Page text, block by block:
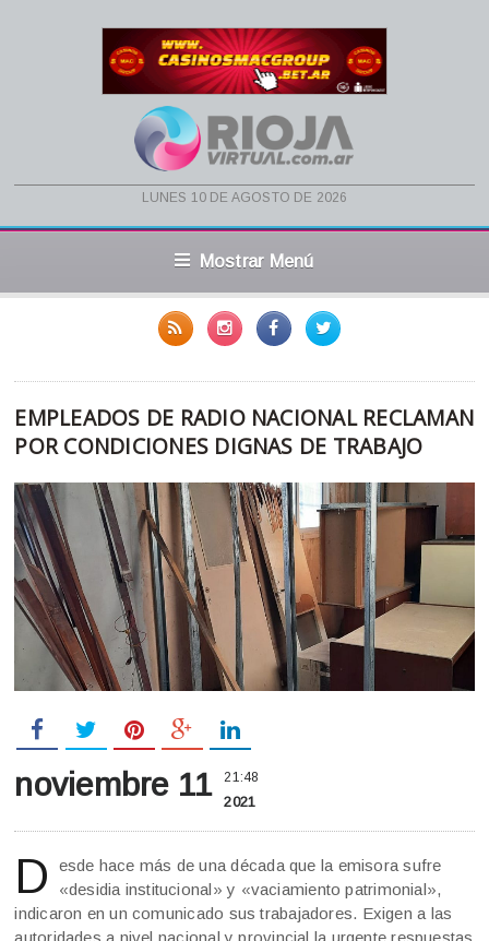
lunes 10 de agosto de 2026
Mostrar Menú
EMPLEADOS DE RADIO NACIONAL RECLAMAN
POR CONDICIONES DIGNAS DE TRABAJO
noviembre 11 21:48
2021
D
esde hace más de una década que la emisora sufre
«desidia institucional» y «vaciamiento patrimonial»,
indicaron en un comunicado sus trabajadores. Exigen a las